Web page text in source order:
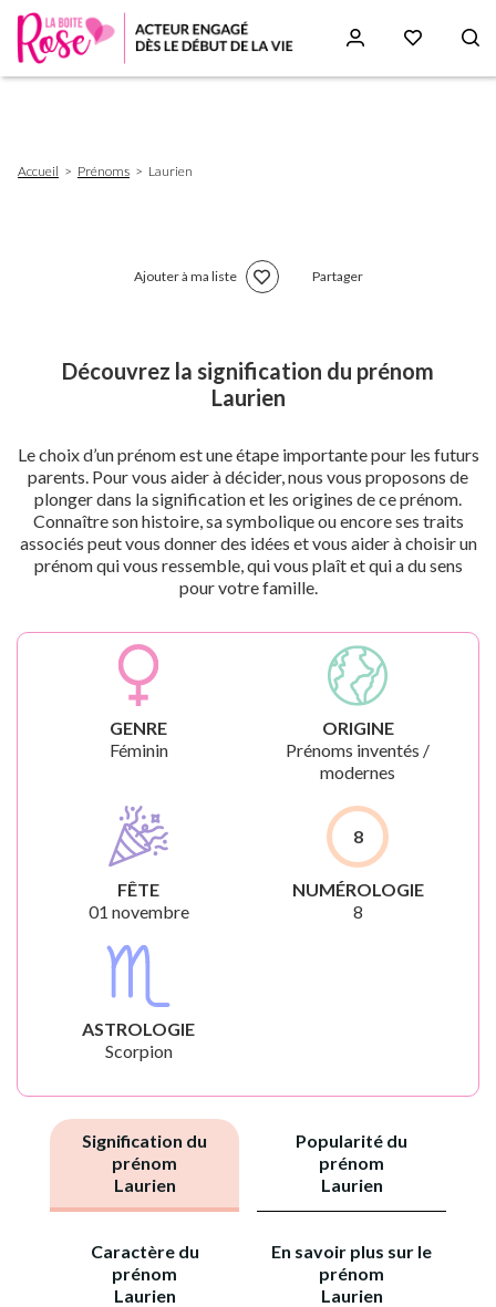
d'Ariane
Accueil Prénoms Laurien
Ajouter à ma liste Partager
Découvrez la signification du prénom
Laurien
Le choix d’un prénom est une étape importante pour les futurs
parents. Pour vous aider à décider, nous vous proposons de
plonger dans la signification et les origines de ce prénom.
Connaître son histoire, sa symbolique ou encore ses traits
associés peut vous donner des idées et vous aider à choisir un
prénom qui vous ressemble, qui vous plaît et qui a du sens
pour votre famille.
GENRE
Féminin
ORIGINE
Prénoms inventés /
modernes
FÊTE
01 novembre
8
NUMÉROLOGIE
8
ASTROLOGIE
Scorpion
Signification du
prénom
Laurien
Popularité du
prénom
Laurien
Caractère du
prénom
Laurien
En savoir plus sur le
prénom
Laurien